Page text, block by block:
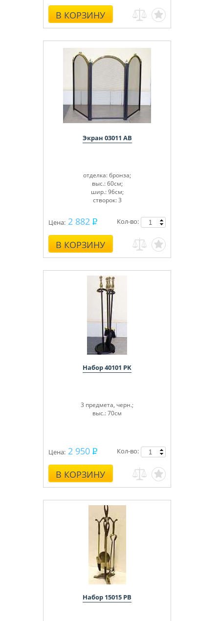
В КОРЗИНУ
Экран 03011 АВ
отделка: бронза;
выс.: 60см;
шир.: 96см;
створок: 3
Цена: 2 882
В КОРЗИНУ
Кол-во:
Набор 40101 PK
3 предмета, черн.;
выс.: 70см
Цена: 2 950
В КОРЗИНУ
Кол-во:
Набор 15015 РВ